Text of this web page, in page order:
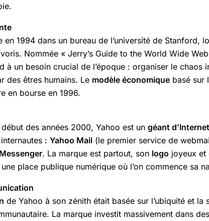
en 1994 dans un bureau de l’université de Stanford,
Nommée « Jerry’s Guide to the World Wide
à un besoin crucial de l’époque : organiser le chaos
des êtres humains. Le modèle économique basé sur
en bourse en 1996.
des années 2000, Yahoo est un géant d’Internet
: Yahoo Mail (le premier service de
. La marque est partout, son logo joyeux et
une place publique numérique où l’on commence sa
de Yahoo à son zénith était basée sur l’ubiquité et la
La marque investit massivement dans des